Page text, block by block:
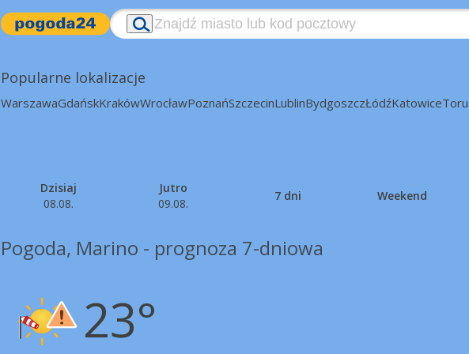
Popularne lokalizacje
WarszawaGdańskKrakówWrocławPoznańSzczecinLublinBydgoszczŁódźKatowice
Dzisiaj
08.08.
Jutro
09.08.
7 dni Weekend
Pogoda, Marino - prognoza 7-dniowa
23°